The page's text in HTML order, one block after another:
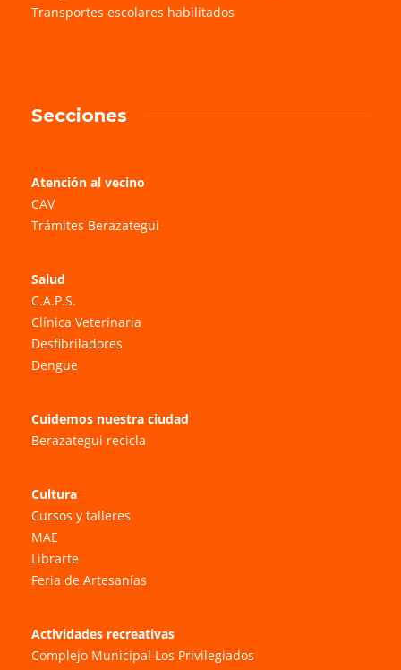
Transportes escolares habilitados
Secciones
Atención al vecino
CAV
Trámites Berazategui
Salud
C.A.P.S.
Clínica Veterinaria
Desfibriladores
Dengue
Cuidemos nuestra ciudad
Berazategui recicla
Cultura
Cursos y talleres
MAE
Librarte
Feria de Artesanías
Actividades recreativas
Complejo Municipal Los Privilegiados